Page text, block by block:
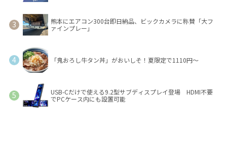
熊本にエアコン300台即日納品、ビックカメラに称賛「大フ
ァインプレー」
「鬼おろし牛タン丼」がおいしそ！夏限定で1110円～
USB-Cだけで使える9.2型サブディスプレイ登場 HDMI不要
でPCケース内にも設置可能